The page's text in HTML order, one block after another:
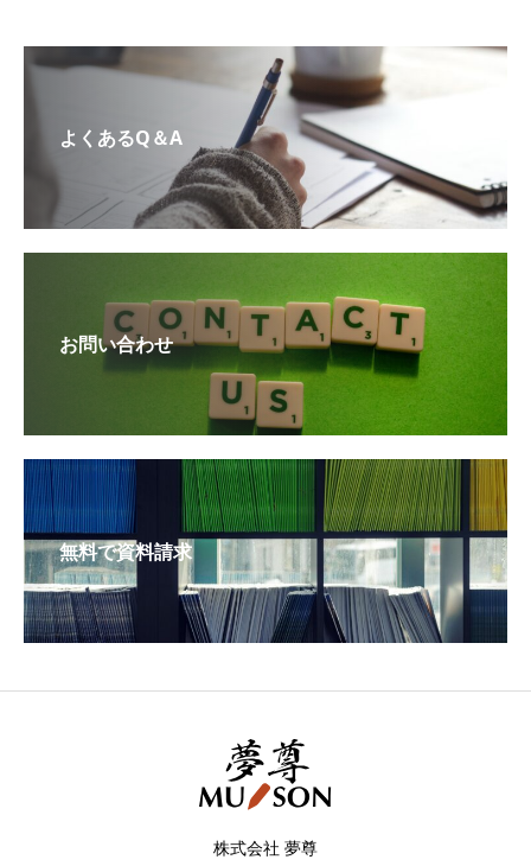
よくあるQ＆A
お問い合わせ
無料で資料請求
株式会社 夢尊